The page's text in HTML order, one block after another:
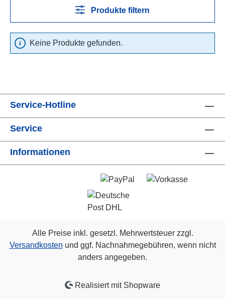
Produkte filtern
Keine Produkte gefunden.
Service-Hotline
Service
Informationen
Alle Preise inkl. gesetzl. Mehrwertsteuer zzgl.
Versandkosten und ggf. Nachnahmegebühren, wenn nicht
anders angegeben.
Realisiert mit Shopware